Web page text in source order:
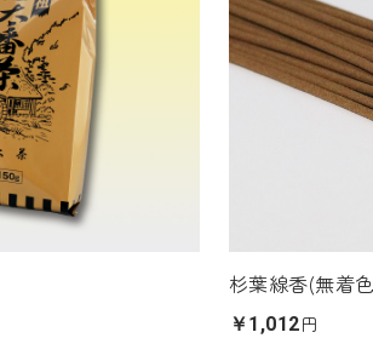
杉葉線香(無着
￥1,012円